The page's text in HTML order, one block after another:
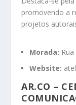
promovendo a
projetos
Morada:
Website:
AR.CO –